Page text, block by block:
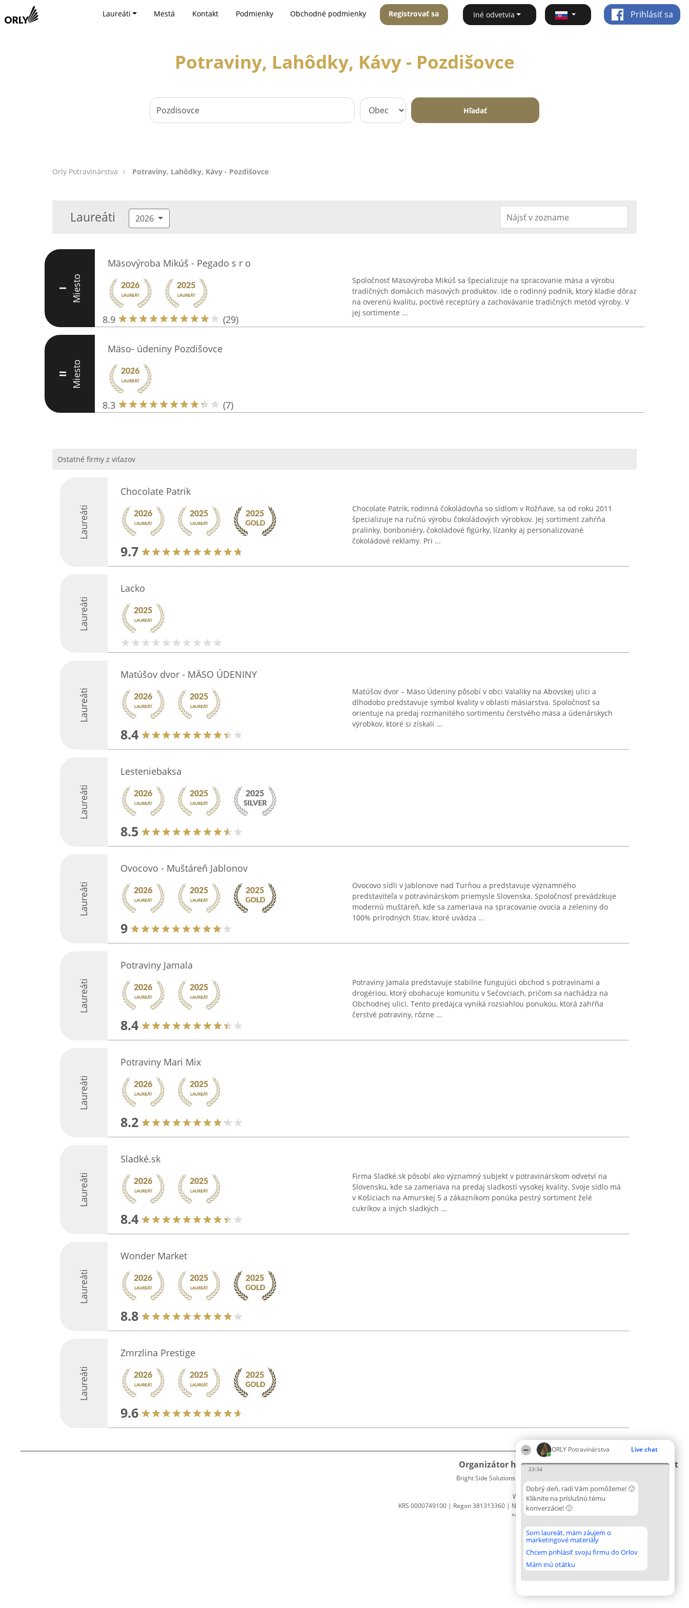
ORLY Potravinárstva Live chat
23:34
Dobrý deň, radi Vám pomôžeme! 🙂
Kliknite na príslušnú tému
konverzácie! 🙂
Som laureát, mám záujem o
marketingové materiály
Chcem prihlásiť svoju firmu do Orlov
Mám inú otátku
Laureáti Mestá Kontakt Podmienky Obchodné podmienky Registrovať sa Iné odvetvia Prihlásiť sa
Potraviny, Lahôdky, Kávy - Pozdišovce
Hľadať
Orly Potravinárstva Potraviny, Lahôdky, Kávy - Pozdišovce
Laureáti 2026
I Miesto
Mäsovýroba Mikúš - Pegado s r o
8.9 (29)
Spoločnosť Mäsovýroba Mikúš sa špecializuje na spracovanie mäsa a výrobu
tradičných domácich mäsových produktov. Ide o rodinný podnik, ktorý kladie dôraz
na overenú kvalitu, poctivé receptúry a zachovávanie tradičných metód výroby. V
jej sortimente ...
II Miesto
Mäso- údeniny Pozdišovce
8.3 (7)
Ostatné firmy z viťazov
Laureáti
Chocolate Patrik
9.7
Chocolate Patrik, rodinná čokoládovňa so sídlom v Rožňave, sa od roku 2011
špecializuje na ručnú výrobu čokoládových výrobkov. Jej sortiment zahŕňa
pralinky, bonboniéry, čokoládové figúrky, lízanky aj personalizované
čokoládové reklamy. Pri ...
Laureáti
Lacko
Laureáti
Matúšov dvor - MÄSO ÚDENINY
8.4
Matúšov dvor – Mäso Údeniny pôsobí v obci Valaliky na Abovskej ulici a
dlhodobo predstavuje symbol kvality v oblasti mäsiarstva. Spoločnosť sa
orientuje na predaj rozmanitého sortimentu čerstvého mäsa a údenárskych
výrobkov, ktoré si získali ...
Laureáti
Lesteniebaksa
8.5
Laureáti
Ovocovo - Muštáreň Jablonov
9
Ovocovo sídli v Jablonove nad Turňou a predstavuje významného
predstaviteľa v potravinárskom priemysle Slovenska. Spoločnosť prevádzkuje
modernú muštáreň, kde sa zameriava na spracovanie ovocia a zeleniny do
100% prírodných štiav, ktoré uvádza ...
Laureáti
Potraviny Jamala
8.4
Potraviny Jamala predstavuje stabilne fungujúci obchod s potravinami a
drogériou, ktorý obohacuje komunitu v Sečovciach, pričom sa nachádza na
Obchodnej ulici. Tento predajca vyniká rozsiahlou ponukou, ktorá zahŕňa
čerstvé potraviny, rôzne ...
Laureáti
Potraviny Mari Mix
8.2
Laureáti
Sladké.sk
8.4
Firma Sladké.sk pôsobí ako významný subjekt v potravinárskom odvetví na
Slovensku, kde sa zameriava na predaj sladkostí vysokej kvality. Svoje sídlo má
v Košiciach na Amurskej 5 a zákazníkom ponúka pestrý sortiment želé
cukríkov a iných sladkých ...
Laureáti
Wonder Market
8.8
Laureáti
Zmrzlina Prestige
9.6
Organizátor hodnotenia
Bright Side Solutions sp. z o. o. sp. k.
ul. Ruska 22
Wrocław 50-079
KRS 0000749100 | Regon 381313360 | NIP 8943132676
+48 508 492 400
Hodnotenie
Lista
wszystkich
Podmienky
podmienky
Zásady
ochrany
údajov
Kontakt